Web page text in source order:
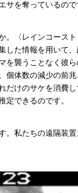
を奪っているので
。〈レインコース
した情報を用いて
を襲うことなく彼
個体数の減少の前
だけのサケを消費
できるのです。
。私たちの遠隔装